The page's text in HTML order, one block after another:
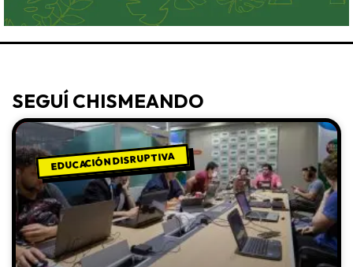
SEGUÍ CHISMEANDO
EDUCACIÓN DISRUPTIVA